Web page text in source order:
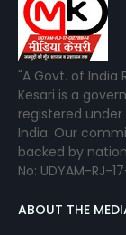
"A Govt. of India
Kesari is a
registered
India. Our
backed by
No: UDYAM-RJ-
ABOUT THE